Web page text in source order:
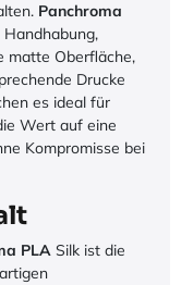
Panchroma
matte Oberfläche,
Drucke
es ideal für
Wert auf eine
Kompromisse bei
PLA Silk ist die